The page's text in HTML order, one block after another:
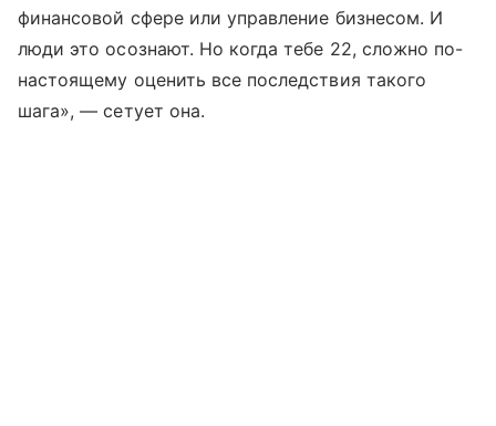
финансовой сфере или управление бизнесом. И
люди это осознают. Но когда тебе 22, сложно по-
настоящему оценить все последствия такого
шага», — сетует она.